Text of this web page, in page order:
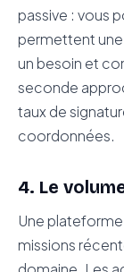
passive : vous
permettent
un besoin et
seconde
taux de
coordonnées.
4. Le
Une
missions